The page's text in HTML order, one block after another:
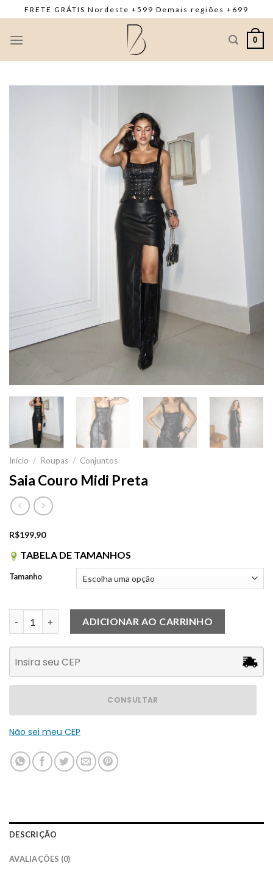
to
content
FRETE GRÁTIS Nordeste +599 Demais regiões +699
0
Início / Roupas / Conjuntos
Saia Couro Midi Preta
R$199,90
TABELA DE TAMANHOS
Tamanho
ADICIONAR AO CARRINHO
CONSULTAR
Não sei meu CEP
DESCRIÇÃO
AVALIAÇÕES (0)